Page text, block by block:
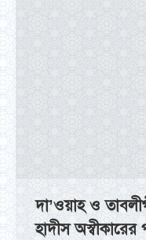
দা’ওয়াহ ও
হাদীস